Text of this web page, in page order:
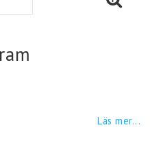
Läs mer...